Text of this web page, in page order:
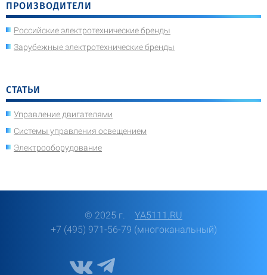
ПРОИЗВОДИТЕЛИ
Российские электротехнические бренды
Зарубежные электротехнические бренды
СТАТЬИ
Управление двигателями
Системы управления освещением
Электрооборудование
© 2025 г. YA5111.RU
+7 (495) 971-56-79 (многоканальный)